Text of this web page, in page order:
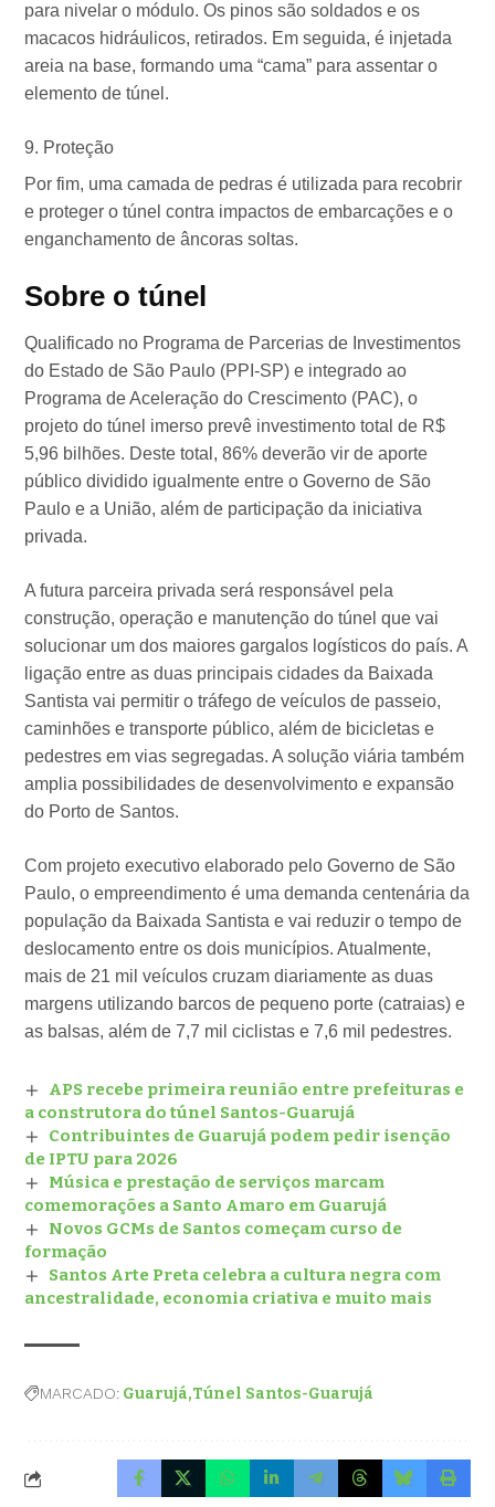
para nivelar o módulo. Os pinos são soldados e os
macacos hidráulicos, retirados. Em seguida, é injetada
areia na base, formando uma “cama” para assentar o
elemento de túnel.
Proteção
Por fim, uma camada de pedras é utilizada para recobrir
e proteger o túnel contra impactos de embarcações e o
enganchamento de âncoras soltas.
Sobre o túnel
Qualificado no Programa de Parcerias de Investimentos
do Estado de São Paulo (PPI-SP) e integrado ao
Programa de Aceleração do Crescimento (PAC), o
projeto do túnel imerso prevê investimento total de R$
5,96 bilhões. Deste total, 86% deverão vir de aporte
público dividido igualmente entre o Governo de São
Paulo e a União, além de participação da iniciativa
privada.
A futura parceira privada será responsável pela
construção, operação e manutenção do túnel que vai
solucionar um dos maiores gargalos logísticos do país. A
ligação entre as duas principais cidades da Baixada
Santista vai permitir o tráfego de veículos de passeio,
caminhões e transporte público, além de bicicletas e
pedestres em vias segregadas. A solução viária também
amplia possibilidades de desenvolvimento e expansão
do Porto de Santos.
Com projeto executivo elaborado pelo Governo de São
Paulo, o empreendimento é uma demanda centenária da
população da Baixada Santista e vai reduzir o tempo de
deslocamento entre os dois municípios. Atualmente,
mais de 21 mil veículos cruzam diariamente as duas
margens utilizando barcos de pequeno porte (catraias) e
as balsas, além de 7,7 mil ciclistas e 7,6 mil pedestres.
APS recebe primeira reunião entre prefeituras e
a construtora do túnel Santos-Guarujá
Contribuintes de Guarujá podem pedir isenção
de IPTU para 2026
Música e prestação de serviços marcam
comemorações a Santo Amaro em Guarujá
Novos GCMs de Santos começam curso de
formação
Santos Arte Preta celebra a cultura negra com
ancestralidade, economia criativa e muito mais
MARCADO: Guarujá Túnel Santos-Guarujá